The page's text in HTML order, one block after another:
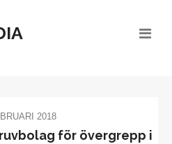
2018
för övergrepp i